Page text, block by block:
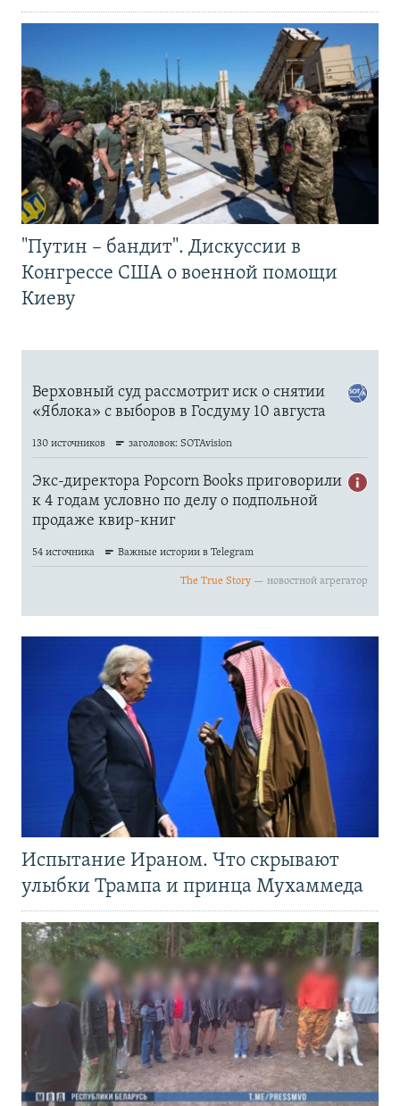
"Путин – бандит". Дискуссии в
Конгрессе США о военной помощи
Киеву
Испытание Ираном. Что скрывают
улыбки Трампа и принца Мухаммеда